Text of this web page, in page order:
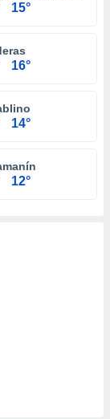
15°
16°
14°
12°